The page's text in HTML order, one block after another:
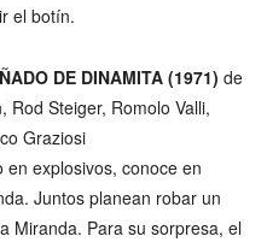
el botín.
DE DINAMITA (1971) de
Rod Steiger, Romolo Valli,
Graziosi
explosivos, conoce en
Juntos planean robar un
Miranda. Para su sorpresa, el